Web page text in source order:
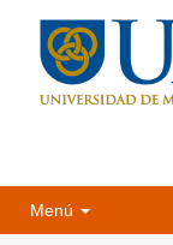
Menú